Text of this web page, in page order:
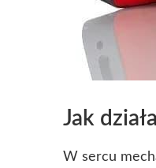
Jak
W sercu